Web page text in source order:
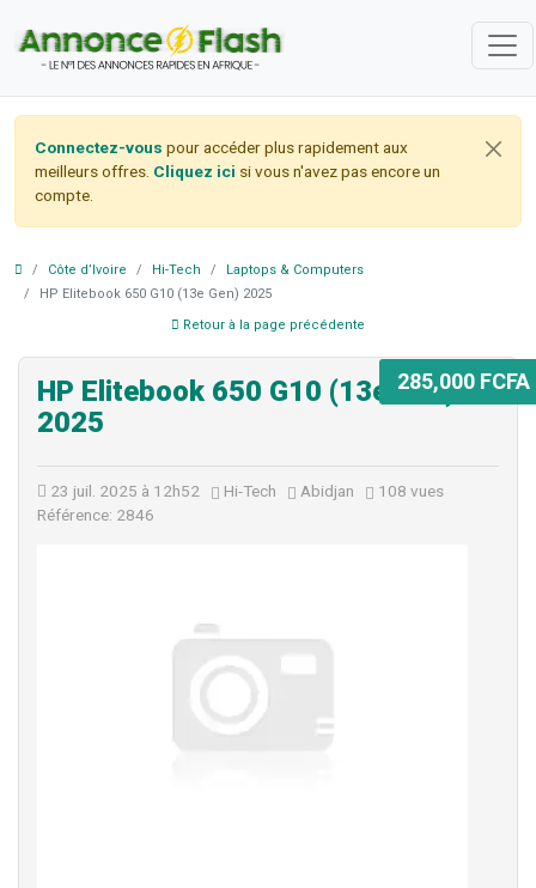
Connectez-vous pour accéder plus rapidement aux
meilleurs offres. Cliquez ici si vous n'avez pas encore un
compte.
Côte d’Ivoire Hi-Tech
Laptops & Computers
HP Elitebook 650 G10 (13e Gen) 2025
Retour à la page précédente
HP Elitebook 650 G10 (13e Gen)
2025
23 juil. 2025 à 12h52 Hi-Tech Abidjan
108 vues
Référence: 2846
285,000 FCFA